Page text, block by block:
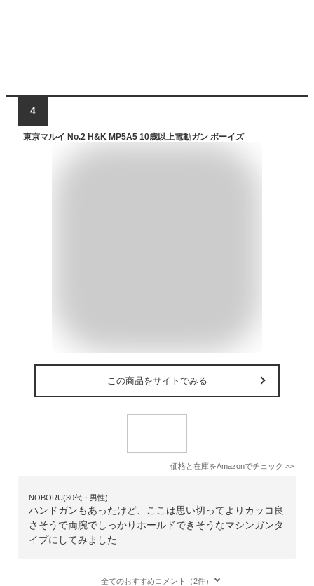
4
東京マルイ No.2 H&K MP5A5 10歳以上電動ガン ボーイズ
この商品をサイトでみる
価格と在庫をAmazonでチェック >>
NOBORU(30代・男性)
ハンドガンもあったけど、ここは思い切ってよりカッコ良
さそうで両腕でしっかりホールドできそうなマシンガンタ
イプにしてみました
全てのおすすめコメント（2件）